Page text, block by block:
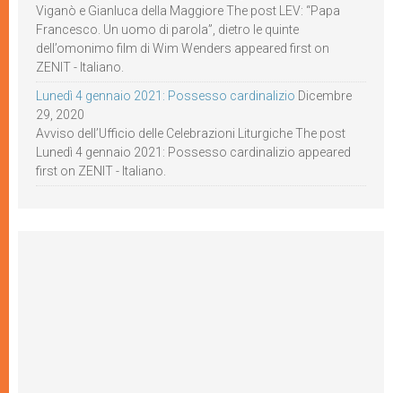
Viganò e Gianluca della Maggiore The post LEV: “Papa
Francesco. Un uomo di parola”, dietro le quinte
dell’omonimo film di Wim Wenders appeared first on
ZENIT - Italiano.
Lunedì 4 gennaio 2021: Possesso cardinalizio Dicembre
29, 2020
Avviso dell’Ufficio delle Celebrazioni Liturgiche The post
Lunedì 4 gennaio 2021: Possesso cardinalizio appeared
first on ZENIT - Italiano.